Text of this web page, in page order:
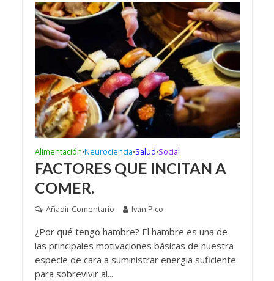
Alimentación•Neurociencia•Salud•Social
FACTORES QUE INCITAN A
COMER.
Añadir Comentario Iván Pico
¿Por qué tengo hambre? El hambre es una de
las principales motivaciones básicas de nuestra
especie de cara a suministrar energía suficiente
para sobrevivir al...